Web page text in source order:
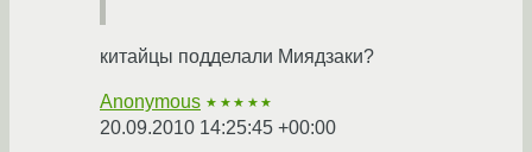
китайцы подделали Миядзаки?
Anonymous ★★★★★
20.09.2010 14:25:45 +00:00